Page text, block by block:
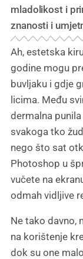
mladolikost i
znanosti i
Ah, estetska
godine mogu
buvljaku i gdje
licima. Među
dermalna
svakoga tko
nego što sat
Photoshop u
vučete na
odmah vidljive
Ne tako davno,
na korištenje
dok su one